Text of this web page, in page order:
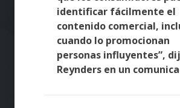
identificar fácilmente el
contenido comercial,
cuando lo promocionan
personas influyentes”,
Reynders en un